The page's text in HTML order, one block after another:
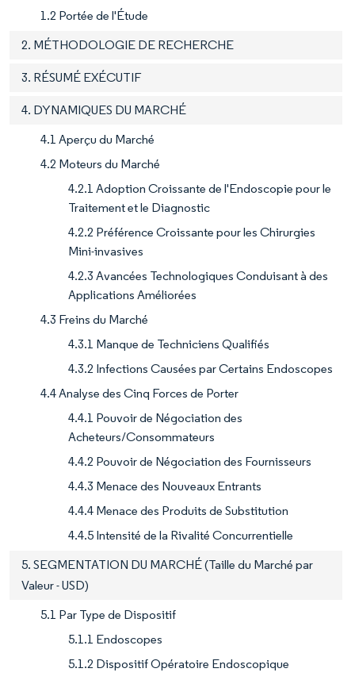
1.2 Portée de l'Étude
2. MÉTHODOLOGIE DE RECHERCHE
3. RÉSUMÉ EXÉCUTIF
4. DYNAMIQUES DU MARCHÉ
4.1 Aperçu du Marché
4.2 Moteurs du Marché
4.2.1 Adoption Croissante de l'Endoscopie pour le
Traitement et le Diagnostic
4.2.2 Préférence Croissante pour les Chirurgies
Mini-invasives
4.2.3 Avancées Technologiques Conduisant à des
Applications Améliorées
4.3 Freins du Marché
4.3.1 Manque de Techniciens Qualifiés
4.3.2 Infections Causées par Certains Endoscopes
4.4 Analyse des Cinq Forces de Porter
4.4.1 Pouvoir de Négociation des
Acheteurs/Consommateurs
4.4.2 Pouvoir de Négociation des Fournisseurs
4.4.3 Menace des Nouveaux Entrants
4.4.4 Menace des Produits de Substitution
4.4.5 Intensité de la Rivalité Concurrentielle
5. SEGMENTATION DU MARCHÉ (Taille du Marché par
Valeur - USD)
5.1 Par Type de Dispositif
5.1.1 Endoscopes
5.1.2 Dispositif Opératoire Endoscopique